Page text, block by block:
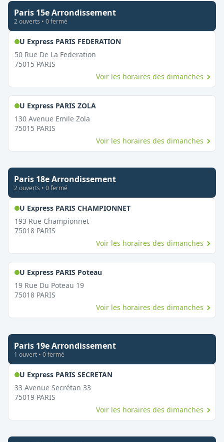
Paris 15e Arrondissement
2ouverts • 0fermé
U Express PARIS FEDERATION,
50 Rue De La Federation
75015 PARIS
Voir les horaires des dimanches
U Express PARIS ZOLA,
130 Avenue Emile Zola
75015 PARIS
Voir les horaires des dimanches
Paris 18e Arrondissement
2ouverts • 0fermé
U Express PARIS CHAMPIONNET,
193 Rue Championnet
75018 PARIS
Voir les horaires des dimanches
U Express PARIS Poteau,
19 Rue Du Poteau 19
75018 PARIS
Voir les horaires des dimanches
Paris 19e Arrondissement
1 ouvert • 0fermé
U Express PARIS SECRETAN,
33 Avenue Secrétan 33
75019 PARIS
Voir les horaires des dimanches